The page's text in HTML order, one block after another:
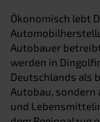
Ökonomisch lebt
Autobauer
werden in
Deutschlands als
Autobau, sondern
und